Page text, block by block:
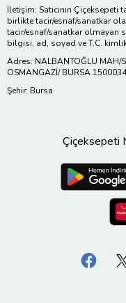
İletişim: Satıcının
birlikte tacir/esnaf/sanatkar
tacir/esnaf/sanatkar olmayan
bilgisi, ad, soyad ve T.C.
Adres: NALBANTOĞLU MAH/
OSMANGAZİ/ BURSA
Şehir: Bursa
Çiçeksepeti